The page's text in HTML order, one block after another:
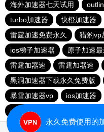
海外加速器七天试用
turbo加速器
快橙加速器
雷霆加速免费永久
猎豹vp
ios梯子加速器
原子加速
雷霆加器速
雷霆加器速
黑洞加速器下载永久免费版
暴雪加速器vp
ios加速器
outline
永久免费使用的